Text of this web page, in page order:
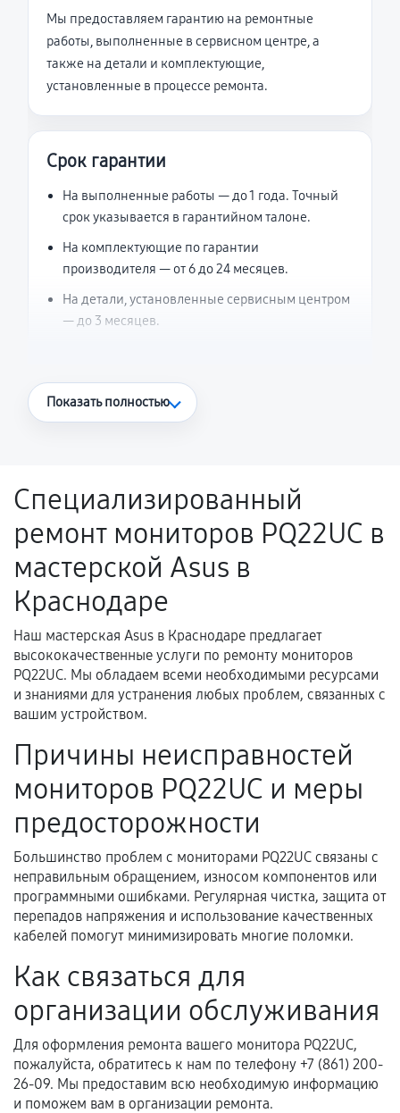
Мы предоставляем гарантию на ремонтные
работы, выполненные в сервисном центре, а
также на детали и комплектующие,
установленные в процессе ремонта.
Срок гарантии
На выполненные работы — до 1 года. Точный
срок указывается в гарантийном талоне.
На комплектующие по гарантии
производителя — от 6 до 24 месяцев.
На детали, установленные сервисным центром
— до 3 месяцев.
Что считается гарантийным случаем
Поломка установленной детали при
нормальной эксплуатации в течение
гарантийного срока.
Несоответствие комплектующей заявленным
техническим характеристикам.
Документы для подтверждения
гарантии
Акт выполненных работ с датой, перечнем
услуг и сроком гарантии.
и кассовый чек.
Расширенная гарантия
В некоторых случаях возможно оформление
условия продления согласовываются отдельно и
фиксируются в документах.
Когда гарантия не действует
Показать полностью
Специализированный
ремонт мониторов PQ22UC в
мастерской Asus в
Краснодаре
Наш мастерская Asus в Краснодаре предлагает
высококачественные услуги по ремонту мониторов
PQ22UC. Мы обладаем всеми необходимыми ресурсами
и знаниями для устранения любых проблем, связанных с
вашим устройством.
Причины неисправностей
мониторов PQ22UC и меры
предосторожности
Большинство проблем с мониторами PQ22UC связаны с
неправильным обращением, износом компонентов или
программными ошибками. Регулярная чистка, защита от
перепадов напряжения и использование качественных
кабелей помогут минимизировать многие поломки.
Как связаться для
организации обслуживания
Для оформления ремонта вашего монитора PQ22UC,
пожалуйста, обратитесь к нам по телефону +7 (861) 200-
26-09. Мы предоставим всю необходимую информацию
и поможем вам в организации ремонта.